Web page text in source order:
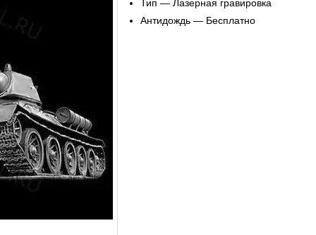
Тип — Лазерная гравировка
Антидождь — Бесплатно